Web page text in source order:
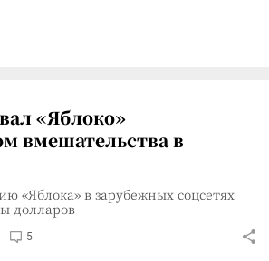
«Яблоко»
вмешательства в
«Яблока» в зарубежных соцсетях
долларов
5